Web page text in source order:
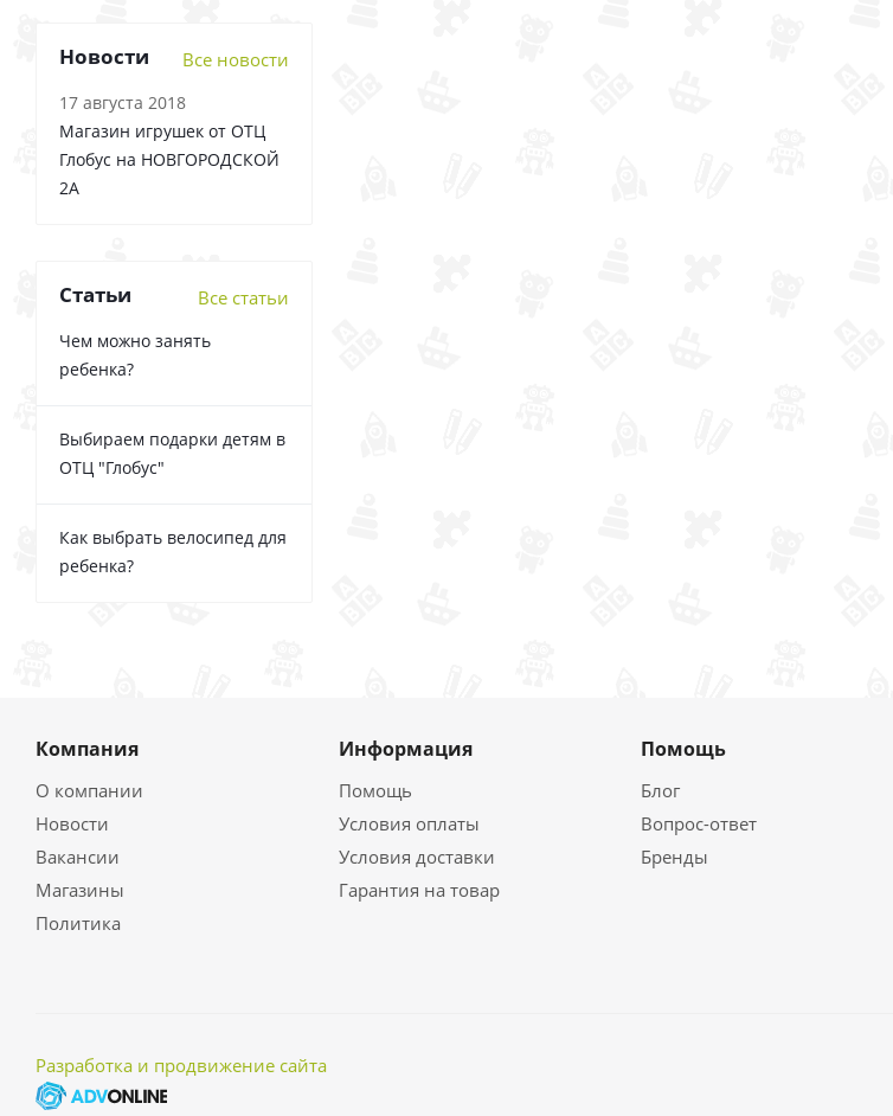
Новости Все новости
17 августа 2018
Магазин игрушек от ОТЦ
Глобус на НОВГОРОДСКОЙ
2А
Статьи Все статьи
Чем можно занять
ребенка?
Выбираем подарки детям в
ОТЦ "Глобус"
Как выбрать велосипед для
ребенка?
Компания
О компании
Новости
Вакансии
Магазины
Политика
Информация
Помощь
Условия оплаты
Условия доставки
Гарантия на товар
Помощь
Блог
Вопрос-ответ
Бренды
Разработка и продвижение сайта